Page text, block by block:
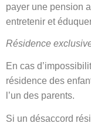
payer une pension
entretenir et
Résidence
En cas
résidence des
l’un des parents.
Si un désaccord